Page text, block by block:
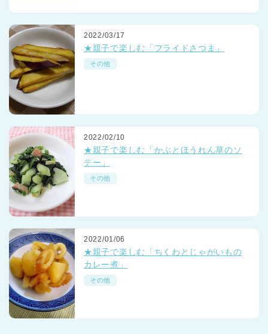
2022/03/17
★親子で楽しむ「フライドさつま」
その他
2022/02/10
★親子で楽しむ「かぶとほうれん草のソ
テー」
その他
2022/01/06
★親子で楽しむ「ちくわとじゃがいもの
カレー煮」
その他